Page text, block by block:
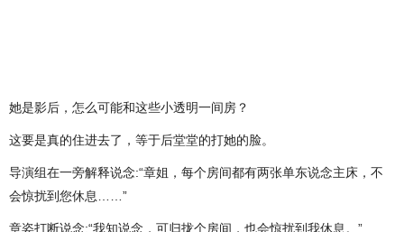
她是影后，怎么可能和这些小透明一间房？
这要是真的住进去了，等于后堂堂的打她的脸。
导演组在一旁解释说念:“章姐，每个房间都有两张单东说念主床，不
会惊扰到您休息……”
章姿打断说念:“我知说念，可归拢个房间，也会惊扰到我休息。”